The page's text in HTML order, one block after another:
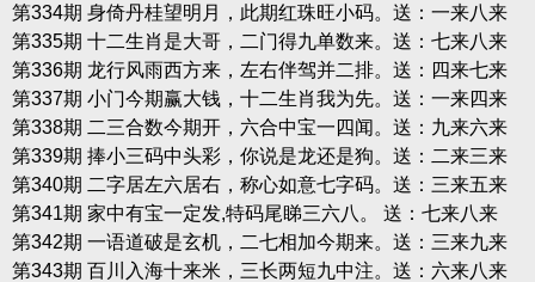
第334期 身倚丹桂望明月，此期红珠旺小码。送：一来八来
第335期 十二生肖是大哥，二门得九单数来。送：七来八来
第336期 龙行风雨西方来，左右伴驾并二排。送：四来七来
第337期 小门今期赢大钱，十二生肖我为先。送：一来四来
第338期 二三合数今期开，六合中宝一四闻。送：九来六来
第339期 捧小三码中头彩，你说是龙还是狗。送：二来三来
第340期 二字居左六居右，称心如意七字码。送：三来五来
第341期 家中有宝一定发,特码尾睇三六八。 送：七来八来
第342期 一语道破是玄机，二七相加今期来。送：三来九来
第343期 百川入海十来米，三长两短九中注。送：六来八来